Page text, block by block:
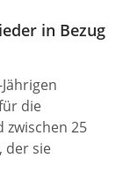
in Bezug
die
zwischen 25
der sie